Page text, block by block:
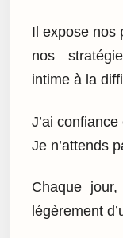
Il expose nos
nos
intime à la
J’ai confiance
Je n’attends
Chaque
légèrement